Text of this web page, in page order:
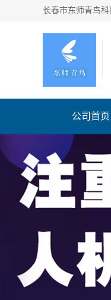
公司首页